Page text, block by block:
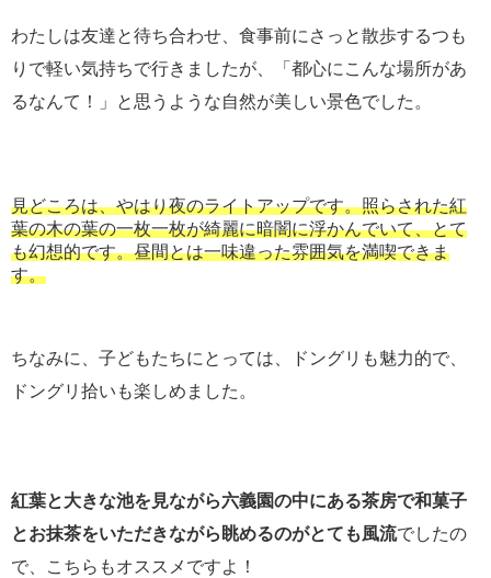
わたしは友達と待ち合わせ、食事前にさっと散歩するつも
りで軽い気持ちで行きましたが、「都心にこんな場所があ
るなんて！」と思うような自然が美しい景色でした。
見どころは、やはり夜のライトアップです。照らされた紅
葉の木の葉の一枚一枚が綺麗に暗闇に浮かんでいて、とて
も幻想的です。昼間とは一味違った雰囲気を満喫できま
す。
ちなみに、子どもたちにとっては、ドングリも魅力的で、
ドングリ拾いも楽しめました。
紅葉と大きな池を見ながら六義園の中にある茶房で和菓子
とお抹茶をいただきながら眺めるのがとても風流でしたの
で、こちらもオススメですよ！